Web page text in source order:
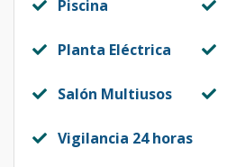
Piscina
Planta Eléctrica
Salón Multiusos
Vigilancia 24 horas